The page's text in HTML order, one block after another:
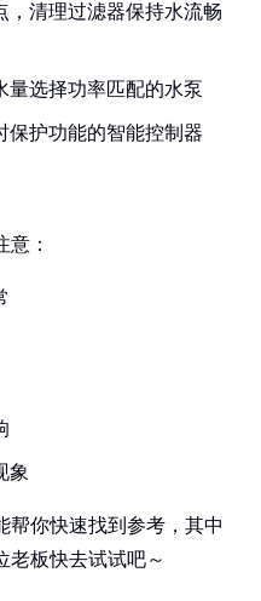
，清理过滤器保持水流畅
量选择功率匹配的水泵
保护功能的智能控制器
：
象
帮你快速找到参考，其中
老板快去试试吧～